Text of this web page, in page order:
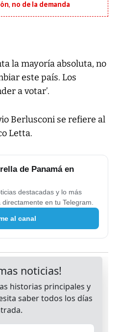
no de la demanda
la mayoría absoluta, no
este país. Los
a votar’.
Berlusconi se refiere al
Letta.
de Panamá en
destacadas y lo más
en tu Telegram.
al canal